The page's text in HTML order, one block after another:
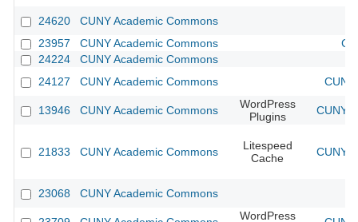
24620
CUNY Academic Commons
23957
CUNY Academic Commons
24224
CUNY Academic Commons
24127
CUNY Academic Commons
13946 CUNY Academic Commons
WordPress
Plugins
CUNY
21833 CUNY Academic Commons
Litespeed
Cache
CUNY
23068 CUNY Academic Commons
WordPress